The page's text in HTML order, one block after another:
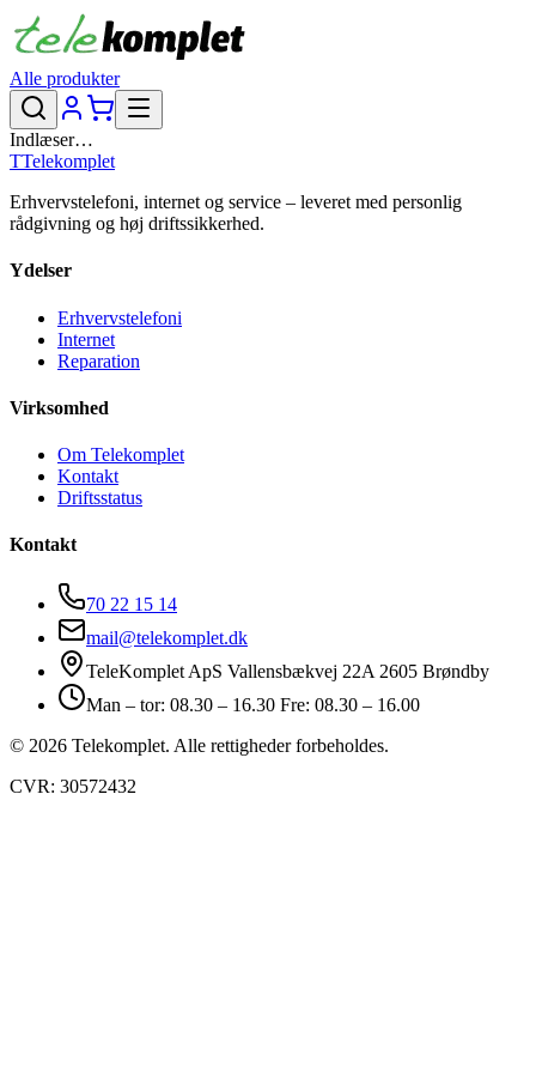
Alle produkter
Indlæser…
TTelekomplet
Erhvervstelefoni, internet og service – leveret med personlig
rådgivning og høj driftssikkerhed.
Ydelser
Erhvervstelefoni
Internet
Reparation
Virksomhed
Om Telekomplet
Kontakt
Driftsstatus
Kontakt
70 22 15 14
mail@telekomplet.dk
TeleKomplet ApS Vallensbækvej 22A 2605 Brøndby
Man – tor: 08.30 – 16.30 Fre: 08.30 – 16.00
© 2026 Telekomplet. Alle rettigheder forbeholdes.
CVR: 30572432